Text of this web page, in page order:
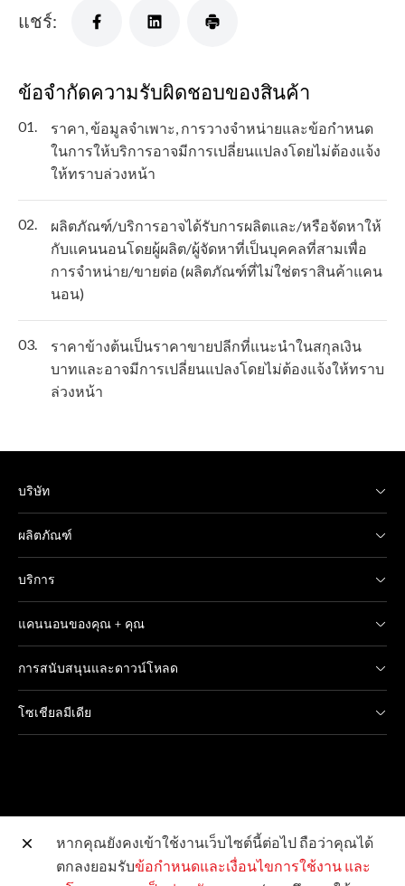
แชร์:
ข้อจำกัดความรับผิดชอบของสินค้า
01.
ราคา, ข้อมูลจำเพาะ, การวางจำหน่ายและข้อกำหนด
ในการให้บริการอาจมีการเปลี่ยนแปลงโดยไม่ต้องแจ้ง
ให้ทราบล่วงหน้า
02.
ผลิตภัณฑ์/บริการอาจได้รับการผลิตและ/หรือจัดหาให้
กับแคนนอนโดยผู้ผลิต/ผู้จัดหาที่เป็นบุคคลที่สามเพื่อ
การจำหน่าย/ขายต่อ (ผลิตภัณฑ์ที่ไม่ใช่ตราสินค้าแคน
นอน)
03.
ราคาข้างต้นเป็นราคาขายปลีกที่แนะนำในสกุลเงิน
บาทและอาจมีการเปลี่ยนแปลงโดยไม่ต้องแจ้งให้ทราบ
ล่วงหน้า
บริษัท
ผลิตภัณฑ์
บริการ
แคนนอนของคุณ + คุณ
การสนับสนุนและดาวน์โหลด
โซเชียลมีเดีย
เว็บไซต์อื่น ๆ ของแคนนอน
หากคุณยังคงเข้าใช้งานเว็บไซต์นี้ต่อไป ถือว่าคุณได้
ตกลงยอมรับข้อกำหนดและเงื่อนไขการใช้งาน และ